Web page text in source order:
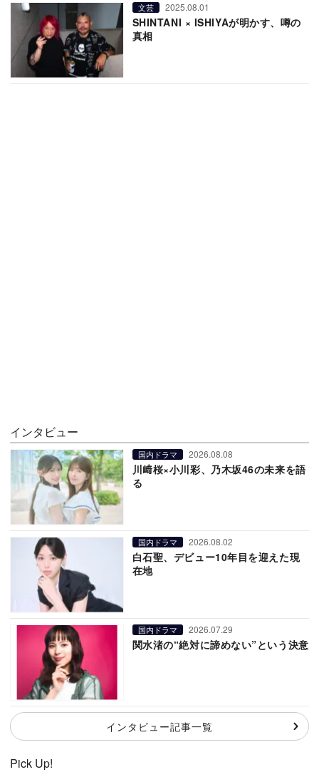
文芸 2025.08.01
SHINTANI × ISHIYAが明かす、噂の
真相
インタビュー
国内ドラマ 2026.08.08
川﨑桜×小川彩、乃木坂46の未来を語
る
国内ドラマ 2026.08.02
白石聖、デビュー10年目を迎えた現
在地
国内ドラマ 2026.07.29
関水渚の“絶対に諦めない”という決意
インタビュー記事一覧
Pick Up!